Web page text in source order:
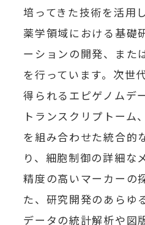
培ってきた技術を活用
薬学領域における基礎
ーションの開発、また
を行っています。次世
得られるエピゲノムデ
トランスクリプトーム
を組み合わせた統合的
り、細胞制御の詳細な
精度の高いマーカーの
た、研究開発のあらゆ
データの統計解析や図